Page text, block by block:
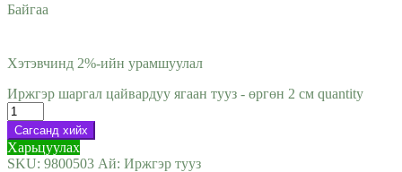
Байгаа
Хэтэвчинд 2%-ийн урамшуулал
Иржгэр шаргал цайвардуу ягаан тууз - өргөн 2 см quantity
Сагсанд хийх
Харьцуулах
SKU: 9800503 Ай: Иржгэр тууз